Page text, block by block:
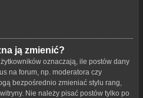
ją zmienić?
oznaczają, ile postów dany
na forum, np. moderatora czy
bezpośrednio zmieniać stylu rang,
Nie należy pisać postów tylko po